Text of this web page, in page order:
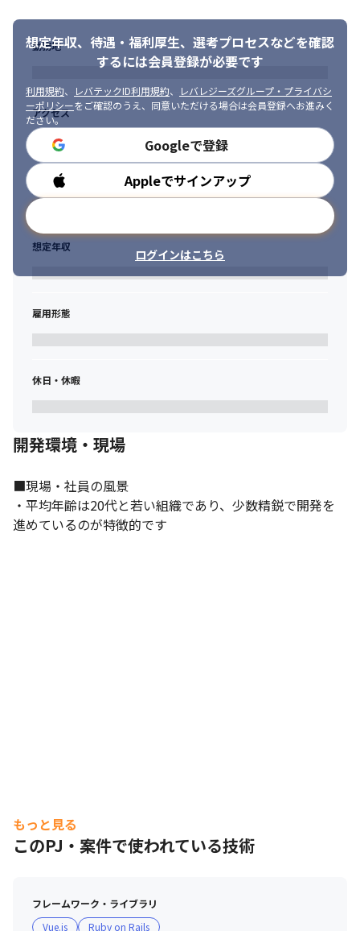
想定年収、待遇・福利厚生、 選考プロセスなどを確認
するには会員登録が必要です
利用規約、 レバテックID利用規約、
レバレジーズグループ・プライバシ
ーポリシーをご確認のうえ、同意いただける場合は会員登録へお進みく
ださい。
Googleで登録
Appleでサインアップ
ログインはこちら
勤務地
アクセス
勤務時間
想定年収
雇用形態
休日・休暇
開発環境・現場
■現場・社員の風景
・平均年齢は20代と若い組織であり、少数精鋭で開発を
進めているのが特徴的です
もっと見る
このPJ・案件で使われている技術
フレームワーク・ライブラリ
Vue.js
Ruby on Rails